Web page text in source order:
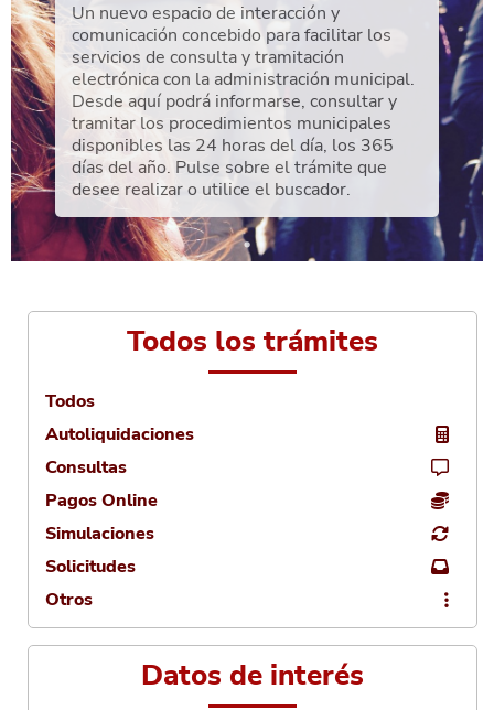
Un nuevo espacio de interacción y
comunicación concebido para facilitar los
servicios de consulta y tramitación
electrónica con la administración municipal.
Desde aquí podrá informarse, consultar y
tramitar los procedimientos municipales
disponibles las 24 horas del día, los 365
días del año. Pulse sobre el trámite que
desee realizar o utilice el buscador.
Todos los trámites
Todos
Autoliquidaciones
Consultas
Pagos Online
Simulaciones
Solicitudes
Otros
Datos de interés